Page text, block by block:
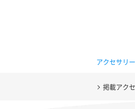
アクセサリ
掲載アク